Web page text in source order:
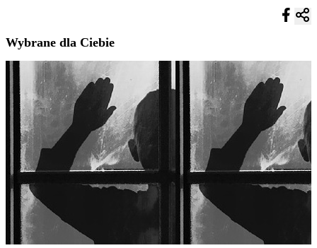
Wybrane dla Ciebie